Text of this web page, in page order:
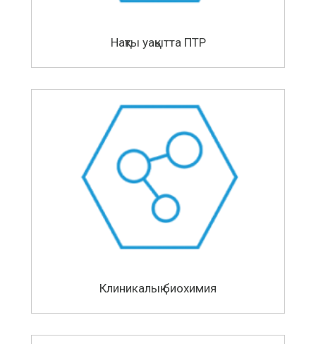
Нақты уақытта ПТР
Клиникалық биохимия